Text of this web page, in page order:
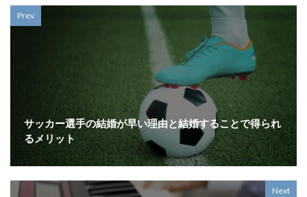
Prev
サッカー選手の結婚が早い理由と結婚することで得られ
るメリット
Next